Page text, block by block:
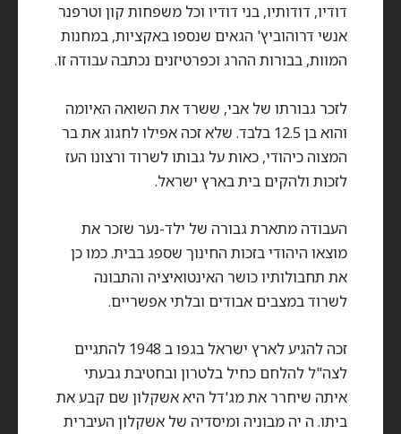
דודיו, דודותיו, בני דודיו וכל משפחות קון וטרפנר
אנשי דרוהוביץ' הגאים שנספו באקציות, במחנות
המוות, בבורות ההרג וכפרטיזנים נכתבה עבודה זו.
לזכר גבורתו של אבי, ששרד את השואה האיומה
והוא בן 12.5 בלבד. שלא זכה אפילו לחגוג את בר
המצוה כיהודי, כאות על גבותו לשרוד ורצונו העז
לזכות ולהקים בית בארץ ישראל.
העבודה מתארת גבורה של ילד-נער שזכר את
מוצאו היהודי בזכות החינוך שספג בבית. כמו כן
את תחבולותיו כושר האינטואיציה והתבונה
לשרוד במצבים אבודים ובלתי אפשריים.
זכה להגיע לארץ ישראל בגפו ב 1948 להתגיים
לצה"ל להלחם כחיל בלטרון ובחטיבת גבעתי
איתה שיחרר את מג'דל היא אשקלון שם קבע את
ביתו. ה יה מבוניה ומיסדיה של אשקלון העיברית